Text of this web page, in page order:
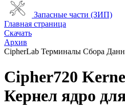
Запасные части (ЗИП)
Главная страница
Скачать
Архив
CipherLab Терминалы Сбора
Сipher720
Кернел ядро